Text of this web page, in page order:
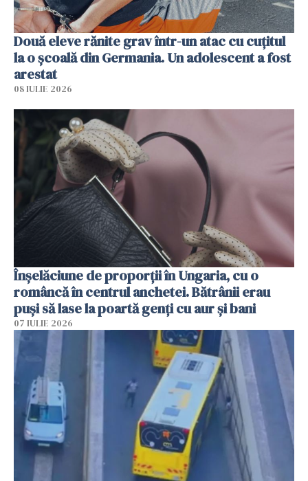
Două eleve rănite grav într-un atac cu cuțitul
la o școală din Germania. Un adolescent a fost
arestat
08 IULIE 2026
Înșelăciune de proporții în Ungaria, cu o
româncă în centrul anchetei. Bătrânii erau
puși să lase la poartă genți cu aur și bani
07 IULIE 2026